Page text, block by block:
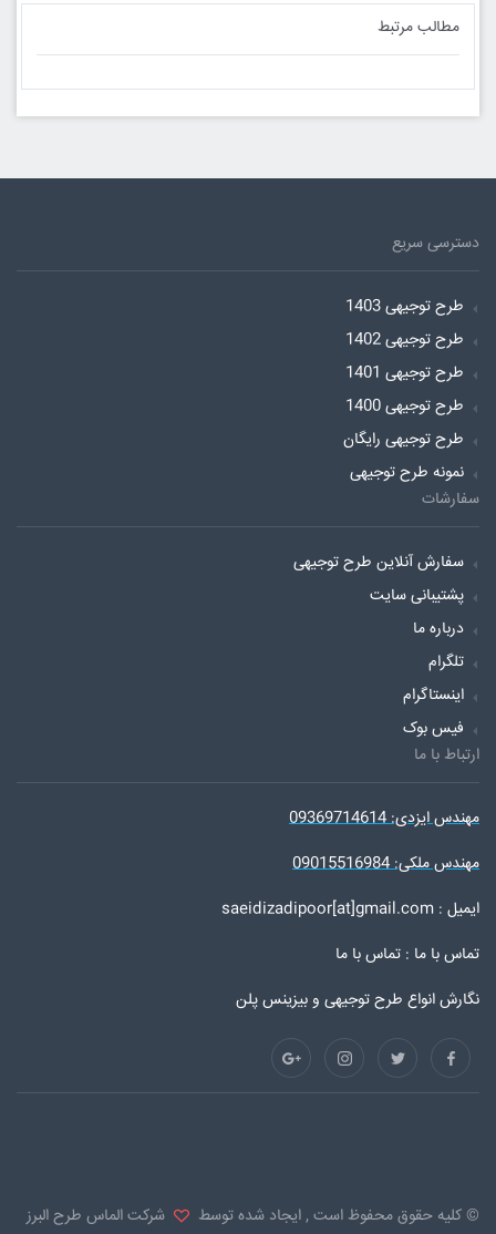
مطالب مرتبط
دسترسی سریع
طرح توجیهی 1403
طرح توجیهی 1402
طرح توجیهی 1401
طرح توجیهی 1400
طرح توجیهی رایگان
نمونه طرح توجیهی
سفارشات
سفارش آنلاین طرح توجیهی
پشتیبانی سایت
درباره ما
تلگرام
اینستاگرام
فیس بوک
ارتباط با ما
مهندس ایزدی: 09369714614
مهندس ملکی: 09015516984
ایمیل : saeidizadipoor[at]gmail.com
تماس با ما : تماس با ما
نگارش انواع طرح توجیهی و بیزینس پلن
© کلیه حقوق محفوظ است , ایجاد شده توسط شرکت الماس طرح البرز